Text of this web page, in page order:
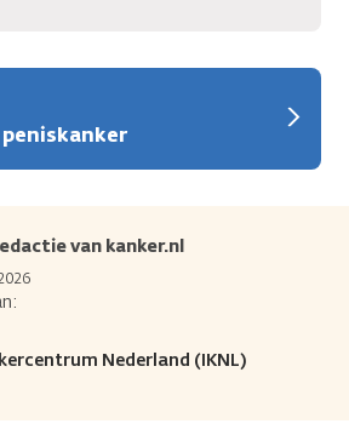
van kanker.nl
Nederland (IKNL)